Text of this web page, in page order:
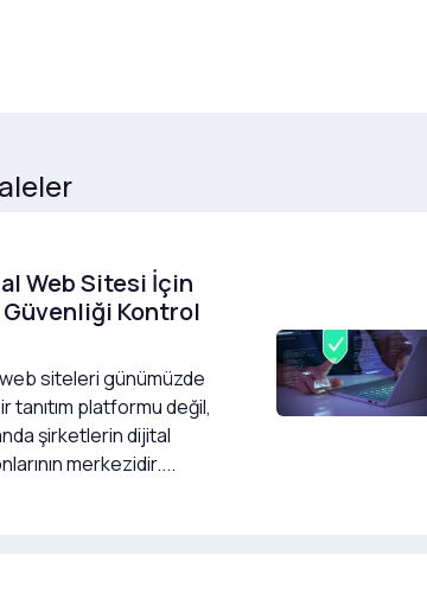
Web Sitesi İçin
Güvenliği Kontrol
siteleri günümüzde
tanıtım platformu değil,
şirketlerin dijital
merkezidir....